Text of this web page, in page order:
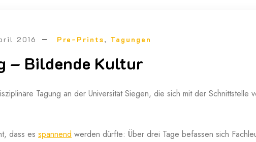
2016 Pre-Prints, Tagungen
– Bildende Kultur
Tagung an der Universität Siegen, die sich mit der Schnittstelle
dass es spannend werden dürfte: Über drei Tage befassen sich